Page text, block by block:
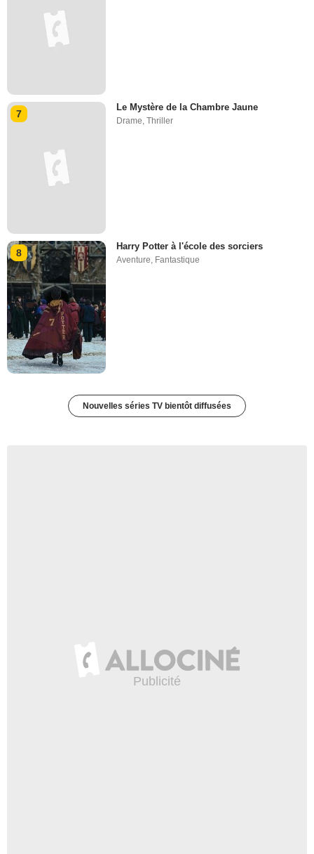
7
Le Mystère de la Chambre Jaune
Drame,Thriller
8
Harry Potter à l'école des sorciers
Aventure, Fantastique
Nouvelles séries TV bientôt diffusées